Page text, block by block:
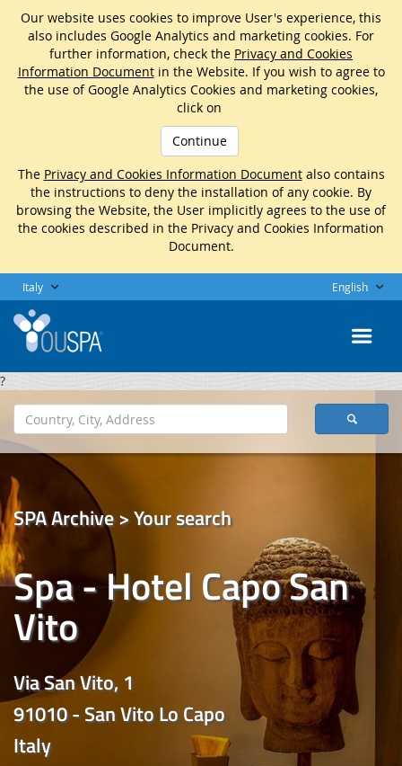
Our website uses cookies to improve User's experience, this
also includes Google Analytics and marketing cookies. For
further information, check the Privacy and Cookies
Information Documentin the Website. If you wish to agree to
the use of Google Analytics Cookies and marketing cookies,
click on
Continue
The Privacy and Cookies Information Documentalso contains
the instructions to deny the installation of any cookie. By
browsing the Website, the User implicitly agrees to the use of
the cookies described in the Privacy and Cookies Information
Document.
Italy English
?
SPA Archive > Your search
Spa - Hotel Capo San
Vito
Via San Vito, 1
91010 - San Vito Lo Capo
Italy